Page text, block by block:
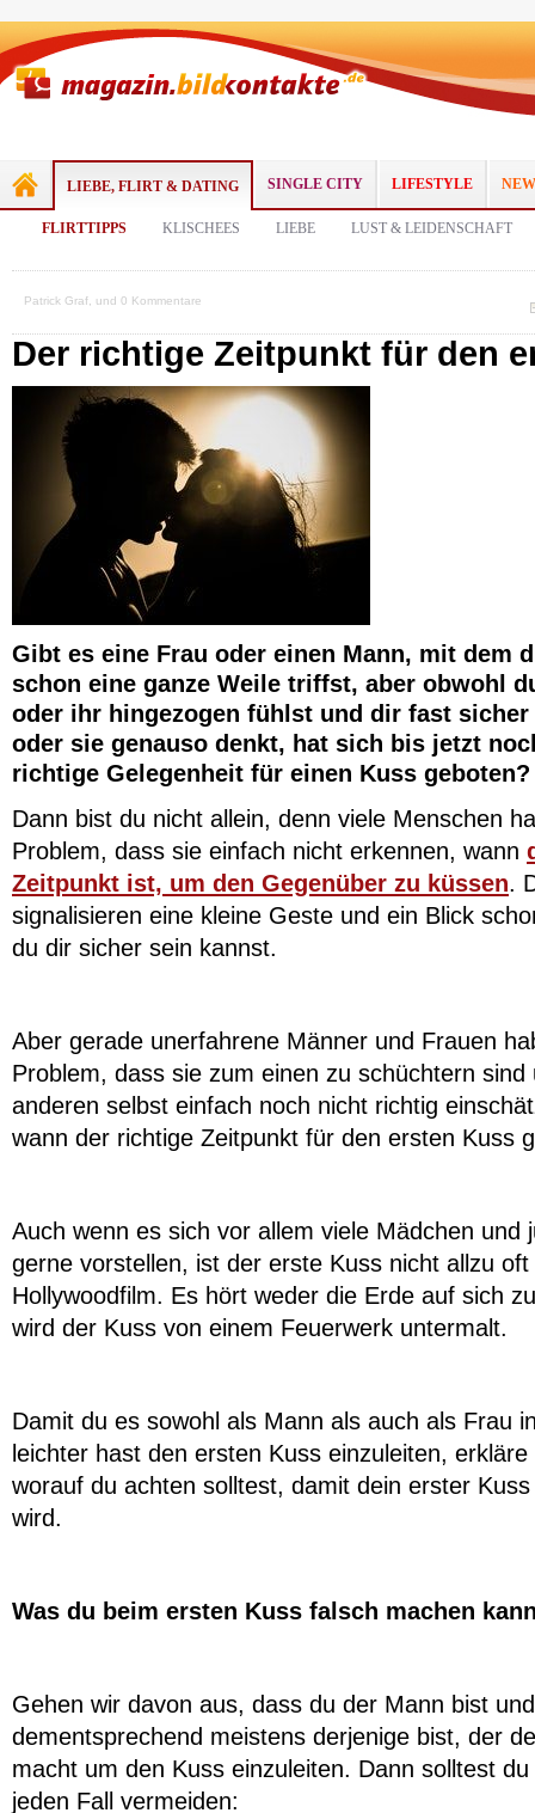
LIEBE, FLIRT & DATING
FLIRTTIPPS KLISCHEES LIEBE LUST & LEIDENSCHAFT
SINGLE CITY LIFESTYLE
Patrick Graf, und 0 Kommentare
Der richtige Zeitpunkt für den
Gibt es eine Frau oder einen Mann, mit dem
schon eine ganze Weile triffst, aber obwohl
oder ihr hingezogen fühlst und dir fast
oder sie genauso denkt, hat sich bis jetzt
richtige Gelegenheit für einen Kuss geboten?
Dann bist du nicht allein, denn viele Menschen
Problem, dass sie einfach nicht erkennen, wann
Zeitpunkt ist, um den Gegenüber zu küssen.
signalisieren eine kleine Geste und ein Blick
du dir sicher sein kannst.
Aber gerade unerfahrene Männer und Frauen
Problem, dass sie zum einen zu schüchtern sind
anderen selbst einfach noch nicht richtig
wann der richtige Zeitpunkt für den ersten Kuss
Auch wenn es sich vor allem viele Mädchen und
gerne vorstellen, ist der erste Kuss nicht allzu oft
Hollywoodfilm. Es hört weder die Erde auf sich
wird der Kuss von einem Feuerwerk untermalt.
Damit du es sowohl als Mann als auch als Frau
leichter hast den ersten Kuss einzuleiten,
worauf du achten solltest, damit dein erster
wird.
Was du beim ersten Kuss falsch machen
Gehen wir davon aus, dass du der Mann bist und
dementsprechend meistens derjenige bist, der
macht um den Kuss einzuleiten. Dann solltest
jeden Fall vermeiden: